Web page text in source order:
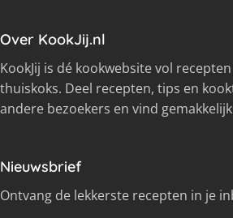
Over KookJij.nl
KookJij is dé kookwebsite vol
thuiskoks. Deel recepten, tips en
andere bezoekers en vind
Nieuwsbrief
Ontvang de lekkerste recepten in je